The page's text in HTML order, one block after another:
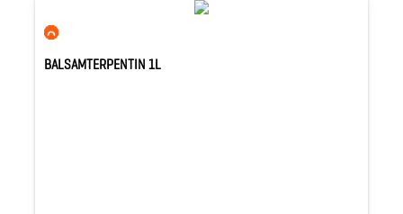
BALSAMTERPENTIN 1L